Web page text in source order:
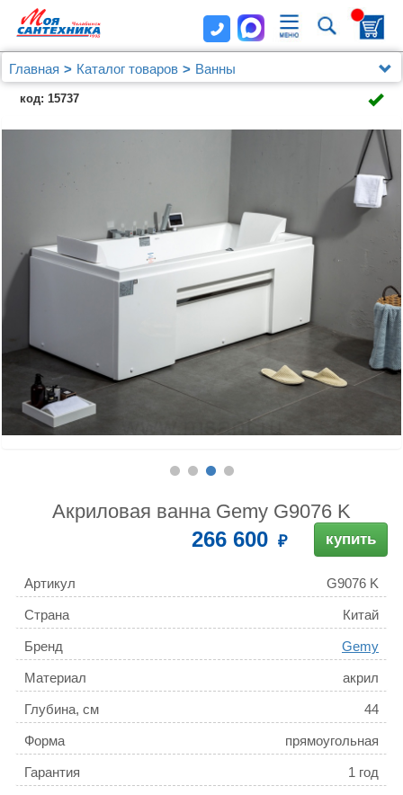
Главная Каталог товаров
Ванны
Акриловая ванна Gemy G9076 K
код: 15737
Акриловая ванна Gemy G9076 K
266 600 купить
Артикул G9076 K
Страна Китай
Бренд Gemy
Материал акрил
Глубина, см 44
Форма прямоугольная
Гарантия 1 год